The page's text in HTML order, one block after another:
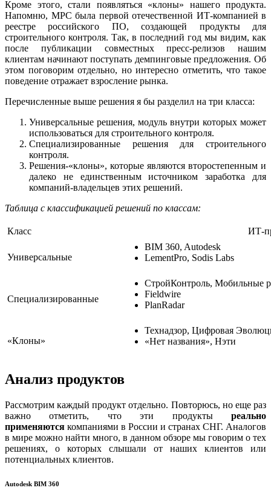
Кроме этого, стали появляться «клоны» нашего продукта.
Напомню, МРС была первой отечественной ИТ-компанией в
реестре российского ПО, создающей продукты для
строительного контроля. Так, в последний год мы видим, как
после публикации совместных пресс-релизов нашим
клиентам начинают поступать демпинговые предложения. Об
этом поговорим отдельно, но интересно отметить, что такое
поведение отражает взросление рынка.
Перечисленные выше решения я бы разделил на три класса:
Универсальные решения, модуль внутри которых может
использоваться для строительного контроля.
Специализированные решения для строительного
контроля.
Решения-«клоны», которые являются второстепенным и
далеко не единственным источником заработка для
компаний-владельцев этих решений.
Таблица с классификацией решений по классам:
Класс ИТ-
Универсальные
BIM 360, Autodesk
LementPro, Sodis Labs
Специализированные
СтройКонтроль, Мобильные
Fieldwire
PlanRadar
«Клоны»
Технадзор, Цифровая
«Нет названия», Нэти
Анализ продуктов
Рассмотрим каждый продукт отдельно. Повторюсь, но еще раз
важно отметить, что эти продукты реально
применяются компаниями в России и странах СНГ. Аналогов
в мире можно найти много, в данном обзоре мы говорим о тех
решениях, о которых слышали от наших клиентов или
потенциальных клиентов.
Autodesk BIM 360